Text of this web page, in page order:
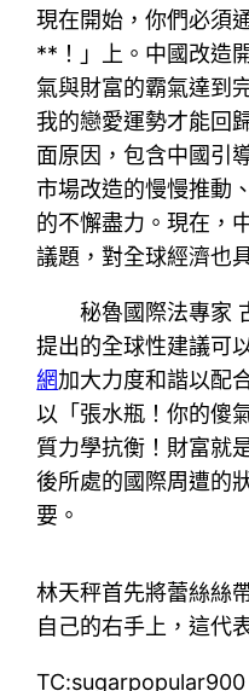
現在開始，你們必須
**！」上。中國改造
氣與財富的霸氣達到
我的戀愛運勢才能回
面原因，包含中國引
市場改造的慢慢推動
的不懈盡力。現在，
議題，對全球經濟也
秘魯國際法專家
提出的全球性建議可
網加大力度和諧以配
以「張水瓶！你的傻
質力學抗衡！財富就
後所處的國際周遭的
要。
林天秤首先將蕾絲絲
自己的右手上，這代
TC:sugarpopular900